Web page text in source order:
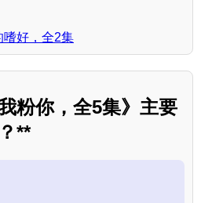
嗜好，全2集
粉你，全5集》主要
**